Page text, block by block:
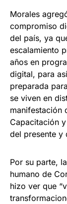
Morales
compromiso
del país, ya
escalamiento
años en
digital, para
preparada
se viven en
manifestación
Capacitación
del presente y
Por su parte,
humano de
hizo ver que